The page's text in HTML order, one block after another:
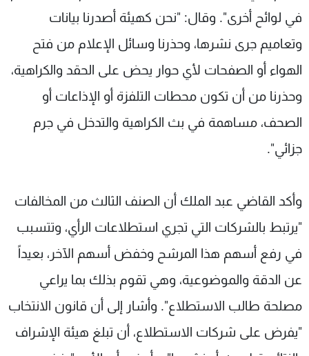
في لوائح أخرى". وقال: "نحن كهيئة أصدرنا بيانات
وتعاميم جرى نشرها، وحذرنا وسائل الإعلام من فتح
الهواء أو الصفحات لأي حوار يحض على الحقد والكراهية،
وحذرنا من أن تكون محطات التلفزة أو الإذاعات أو
الصحف، مساهمة في بث الكراهية والتدخل في جرم
جزائي".
وأكد القاضي عبد الملك أن الصنف الثالث من المخالفات
"يرتبط بالشركات التي تجري استطلاعات الرأي، وتتسبب
في رفع أسهم هذا المرشح وخفض أسهم الآخر، بعيداً
عن الدقة والموضوعية، وهي تقوم بذلك بما يراعي
مصلحة طالب الاستطلاع". وأشار إلى أن قانون الانتخاب
"يفرض على شركات الاستطلاع، أن تبلغ هيئة الإشراف